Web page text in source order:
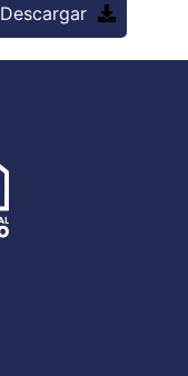
Descargar